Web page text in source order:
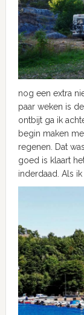
nog een extra
paar weken is
ontbijt ga ik
begin maken
regenen. Dat
goed is klaart
inderdaad. Als